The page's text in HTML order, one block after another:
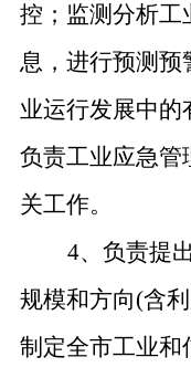
控；监测分析工
息，进行预测预
业运行发展中的
负责工业应急管
关工作。
4、负责提
规模和方向(含
制定全市工业和